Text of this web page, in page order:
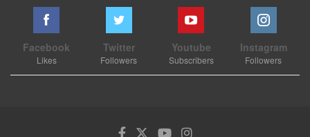
Facebook
Likes
Twitter
Followers
Youtube
Subscribers
Instagram
Followers